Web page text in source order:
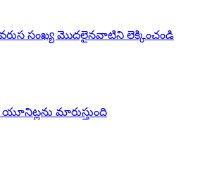
వరుస సంఖ్య మొదలైనవాటిని లెక్కించండి
మారుస్తుంది